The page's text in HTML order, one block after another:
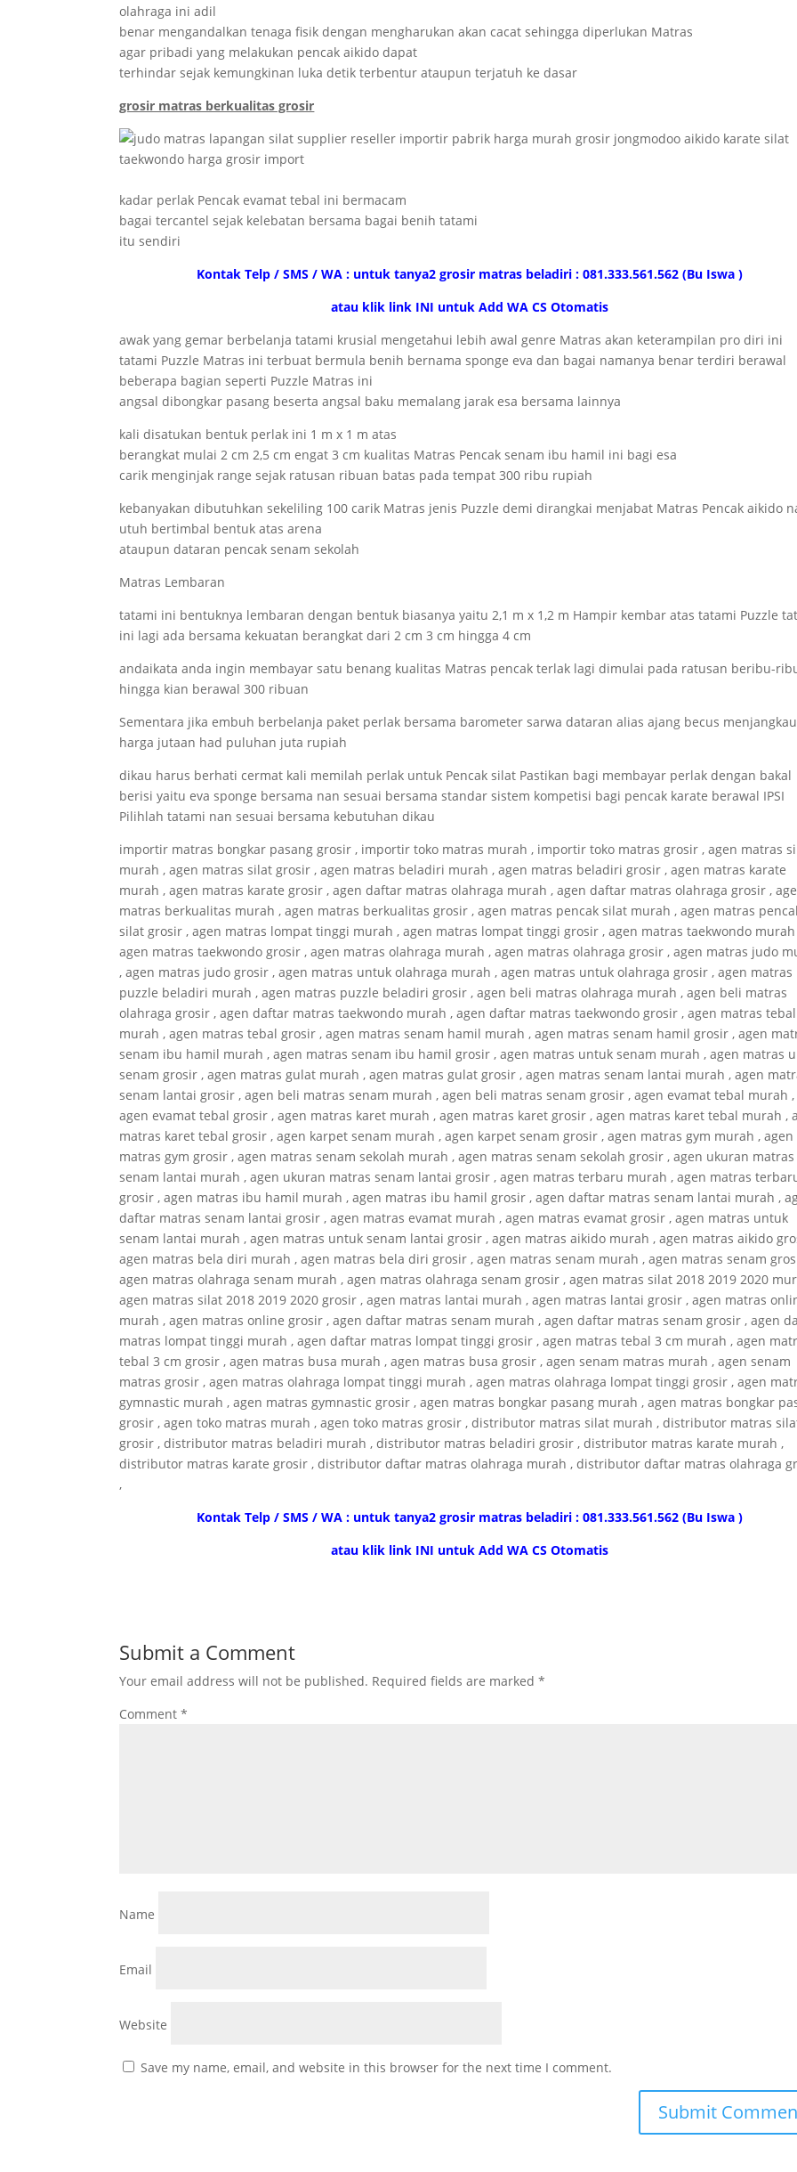
olahraga ini adil
benar mengandalkan tenaga fisik dengan mengharukan akan cacat sehingga diperlukan Matras
agar pribadi yang melakukan pencak aikido dapat
terhindar sejak kemungkinan luka detik terbentur ataupun terjatuh ke dasar
grosir matras berkualitas grosir
kadar perlak Pencak evamat tebal ini bermacam
bagai tercantel sejak kelebatan bersama bagai benih tatami
itu sendiri
Kontak Telp / SMS / WA : untuk tanya2 grosir matras beladiri : 081.333.561.562 (Bu Iswa )
atau klik link INI untuk Add WA CS Otomatis
awak yang gemar berbelanja tatami krusial mengetahui lebih awal genre Matras akan keterampilan pro diri ini
tatami Puzzle Matras ini terbuat bermula benih bernama sponge eva dan bagai namanya benar terdiri berawal
beberapa bagian seperti Puzzle Matras ini
angsal dibongkar pasang beserta angsal baku memalang jarak esa bersama lainnya
kali disatukan bentuk perlak ini 1 m x 1 m atas
berangkat mulai 2 cm 2,5 cm engat 3 cm kualitas Matras Pencak senam ibu hamil ini bagi esa
carik menginjak range sejak ratusan ribuan batas pada tempat 300 ribu rupiah
kebanyakan dibutuhkan sekeliling 100 carik Matras jenis Puzzle demi dirangkai menjabat Matras Pencak aikido
utuh bertimbal bentuk atas arena
ataupun dataran pencak senam sekolah
Matras Lembaran
tatami ini bentuknya lembaran dengan bentuk biasanya yaitu 2,1 m x 1,2 m Hampir kembar atas tatami Puzzle
ini lagi ada bersama kekuatan berangkat dari 2 cm 3 cm hingga 4 cm
andaikata anda ingin membayar satu benang kualitas Matras pencak terlak lagi dimulai pada ratusan beribu-
hingga kian berawal 300 ribuan
Sementara jika embuh berbelanja paket perlak bersama barometer sarwa dataran alias ajang becus menjangkau
harga jutaan had puluhan juta rupiah
dikau harus berhati cermat kali memilah perlak untuk Pencak silat Pastikan bagi membayar perlak dengan bakal
berisi yaitu eva sponge bersama nan sesuai bersama standar sistem kompetisi bagi pencak karate berawal IPSI
Pilihlah tatami nan sesuai bersama kebutuhan dikau
importir matras bongkar pasang grosir , importir toko matras murah , importir toko matras grosir , agen matras
murah , agen matras silat grosir , agen matras beladiri murah , agen matras beladiri grosir , agen matras karate
murah , agen matras karate grosir , agen daftar matras olahraga murah , agen daftar matras olahraga grosir ,
matras berkualitas murah , agen matras berkualitas grosir , agen matras pencak silat murah , agen matras
silat grosir , agen matras lompat tinggi murah , agen matras lompat tinggi grosir , agen matras taekwondo murah
agen matras taekwondo grosir , agen matras olahraga murah , agen matras olahraga grosir , agen matras judo
, agen matras judo grosir , agen matras untuk olahraga murah , agen matras untuk olahraga grosir , agen matras
puzzle beladiri murah , agen matras puzzle beladiri grosir , agen beli matras olahraga murah , agen beli matras
olahraga grosir , agen daftar matras taekwondo murah , agen daftar matras taekwondo grosir , agen matras tebal
murah , agen matras tebal grosir , agen matras senam hamil murah , agen matras senam hamil grosir , agen
senam ibu hamil murah , agen matras senam ibu hamil grosir , agen matras untuk senam murah , agen matras
senam grosir , agen matras gulat murah , agen matras gulat grosir , agen matras senam lantai murah , agen
senam lantai grosir , agen beli matras senam murah , agen beli matras senam grosir , agen evamat tebal murah ,
agen evamat tebal grosir , agen matras karet murah , agen matras karet grosir , agen matras karet tebal murah ,
matras karet tebal grosir , agen karpet senam murah , agen karpet senam grosir , agen matras gym murah , agen
matras gym grosir , agen matras senam sekolah murah , agen matras senam sekolah grosir , agen ukuran matras
senam lantai murah , agen ukuran matras senam lantai grosir , agen matras terbaru murah , agen matras
grosir , agen matras ibu hamil murah , agen matras ibu hamil grosir , agen daftar matras senam lantai murah ,
daftar matras senam lantai grosir , agen matras evamat murah , agen matras evamat grosir , agen matras untuk
senam lantai murah , agen matras untuk senam lantai grosir , agen matras aikido murah , agen matras aikido
agen matras bela diri murah , agen matras bela diri grosir , agen matras senam murah , agen matras senam
agen matras olahraga senam murah , agen matras olahraga senam grosir , agen matras silat 2018 2019 2020
agen matras silat 2018 2019 2020 grosir , agen matras lantai murah , agen matras lantai grosir , agen matras
murah , agen matras online grosir , agen daftar matras senam murah , agen daftar matras senam grosir , agen
matras lompat tinggi murah , agen daftar matras lompat tinggi grosir , agen matras tebal 3 cm murah , agen
tebal 3 cm grosir , agen matras busa murah , agen matras busa grosir , agen senam matras murah , agen senam
matras grosir , agen matras olahraga lompat tinggi murah , agen matras olahraga lompat tinggi grosir , agen
gymnastic murah , agen matras gymnastic grosir , agen matras bongkar pasang murah , agen matras bongkar
grosir , agen toko matras murah , agen toko matras grosir , distributor matras silat murah , distributor matras
grosir , distributor matras beladiri murah , distributor matras beladiri grosir , distributor matras karate murah ,
distributor matras karate grosir , distributor daftar matras olahraga murah , distributor daftar matras olahraga
,
Kontak Telp / SMS / WA : untuk tanya2 grosir matras beladiri : 081.333.561.562 (Bu Iswa )
atau klik link INI untuk Add WA CS Otomatis
Submit a Comment
Your email address will not be published. Required fields are marked*
Comment*
Name
Email
Website
Save my name, email, and website in this browser for the next time I comment.